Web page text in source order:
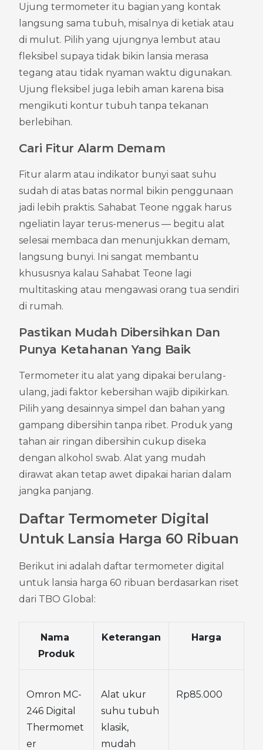
Ujung termometer itu bagian yang kontak
langsung sama tubuh, misalnya di ketiak atau
di mulut. Pilih yang ujungnya lembut atau
fleksibel supaya tidak bikin lansia merasa
tegang atau tidak nyaman waktu digunakan.
Ujung fleksibel juga lebih aman karena bisa
mengikuti kontur tubuh tanpa tekanan
berlebihan.
Cari Fitur Alarm Demam
Fitur alarm atau indikator bunyi saat suhu
sudah di atas batas normal bikin penggunaan
jadi lebih praktis. Sahabat Teone nggak harus
ngeliatin layar terus-menerus — begitu alat
selesai membaca dan menunjukkan demam,
langsung bunyi. Ini sangat membantu
khususnya kalau Sahabat Teone lagi
multitasking atau mengawasi orang tua sendiri
di rumah.
Pastikan Mudah Dibersihkan Dan
Punya Ketahanan Yang Baik
Termometer itu alat yang dipakai berulang-
ulang, jadi faktor kebersihan wajib dipikirkan.
Pilih yang desainnya simpel dan bahan yang
gampang dibersihin tanpa ribet. Produk yang
tahan air ringan dibersihin cukup diseka
dengan alkohol swab. Alat yang mudah
dirawat akan tetap awet dipakai harian dalam
jangka panjang.
Daftar Termometer Digital
Untuk Lansia Harga 60 Ribuan
Berikut ini adalah daftar termometer digital
untuk lansia harga 60 ribuan berdasarkan riset
dari TBO Global:
Nama
Produk
Keterangan Harga
Omron MC-
246 Digital
Thermomet
er
Alat ukur
suhu tubuh
klasik,
mudah
Rp85.000